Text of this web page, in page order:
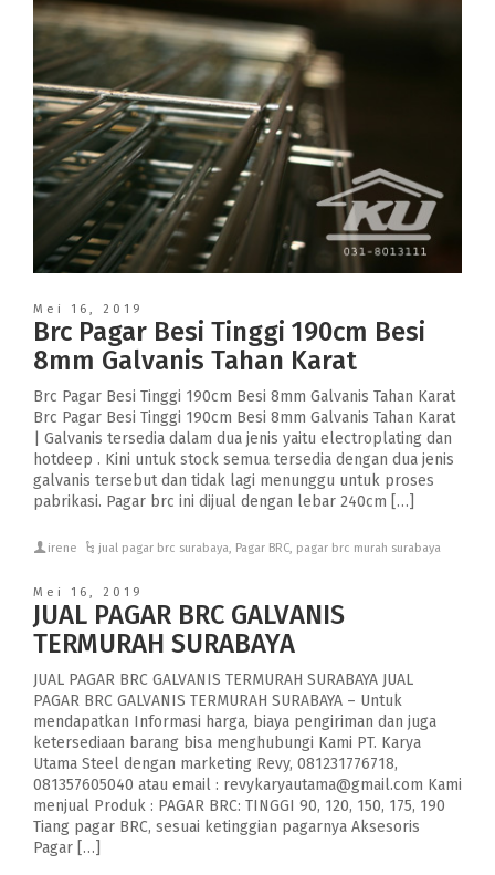
Mei 16, 2019
Brc Pagar Besi Tinggi 190cm Besi
8mm Galvanis Tahan Karat
Brc Pagar Besi Tinggi 190cm Besi 8mm Galvanis Tahan Karat
Brc Pagar Besi Tinggi 190cm Besi 8mm Galvanis Tahan Karat
| Galvanis tersedia dalam dua jenis yaitu electroplating dan
hotdeep . Kini untuk stock semua tersedia dengan dua jenis
galvanis tersebut dan tidak lagi menunggu untuk proses
pabrikasi. Pagar brc ini dijual dengan lebar 240cm […]
irene jual pagar brc surabaya, Pagar BRC, pagar brc murah surabaya
Mei 16, 2019
JUAL PAGAR BRC GALVANIS
TERMURAH SURABAYA
JUAL PAGAR BRC GALVANIS TERMURAH SURABAYA JUAL
PAGAR BRC GALVANIS TERMURAH SURABAYA – Untuk
mendapatkan Informasi harga, biaya pengiriman dan juga
ketersediaan barang bisa menghubungi Kami PT. Karya
Utama Steel dengan marketing Revy, 081231776718,
081357605040 atau email : revykaryautama@gmail.com Kami
menjual Produk : PAGAR BRC: TINGGI 90, 120, 150, 175, 190
Tiang pagar BRC, sesuai ketinggian pagarnya Aksesoris
Pagar […]